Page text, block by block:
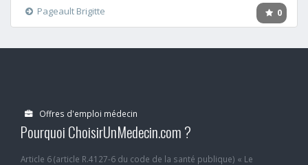
0
Pageault Brigitte
Offres d'emploi médecin
Pourquoi ChoisirUnMedecin.com ?
Article 6 (article R.4127-6 du code de la santé publique) « Le